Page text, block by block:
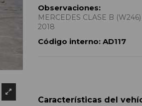
Observaciones:
MERCEDES CLASE B
2018
Código interno: AD117
Características del